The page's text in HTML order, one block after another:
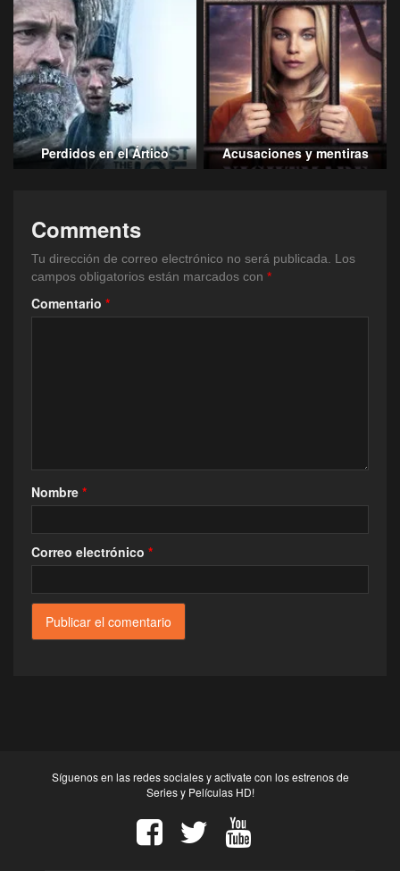
Perdidos en el Ártico Acusaciones y mentiras
Comments
Tu dirección de correo electrónico no será publicada. Los
campos obligatorios están marcados con *
Comentario *
Nombre *
Correo electrónico *
Síguenos en las redes sociales y activate con los estrenos de
Series y Películas HD!